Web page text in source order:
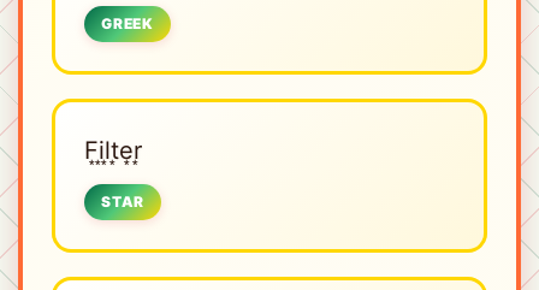
GREEK
F͙i͙l͙t͙e͙r͙
STAR